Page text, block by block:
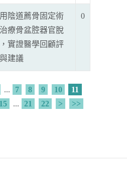
陰道薦骨固定術
療骨盆腔器官脫
實證醫學回顧評
建議
0
... 7 8 9 10
11
15 ... 21 22 > >>